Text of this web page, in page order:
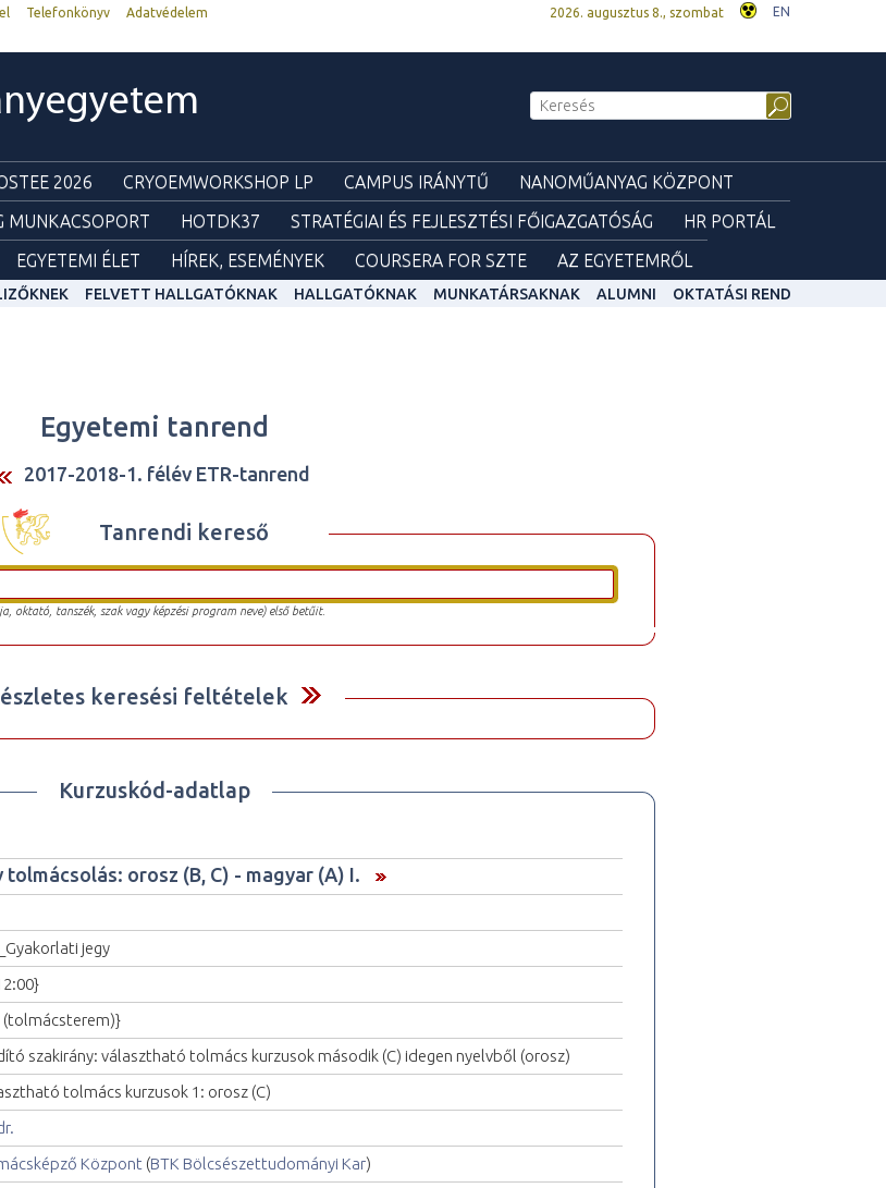
Telefonkönyv
Adatvédelem
2026. augusztus 8., szombat EN
2026 CRYOEMWORKSHOP LP CAMPUS IRÁNYTŰ
NANOMŰANYAG KÖZPONT
MUNKACSOPORT HOTDK37 STRATÉGIAI ÉS FEJLESZTÉSI FŐIGAZGATÓSÁG
HR PORTÁL
EGYETEMI ÉLET HÍREK, ESEMÉNYEK COURSERA FOR SZTE AZ EGYETEMRŐL
FELVETT HALLGATÓKNAK HALLGATÓKNAK MUNKATÁRSAKNAK ALUMNI OKTATÁSI REND
Egyetemi tanrend
2017-2018-1. félév ETR-tanrend
Tanrendi kereső
oktató, tanszék, szak vagy képzési program neve) első betűit.
keresési feltételek
Kurzuskód-adatlap
tolmácsolás: orosz (B, C) - magyar (A) I.
jegy
(tolmácsterem)}
szakirány: választható tolmács kurzusok második (C) idegen nyelvből (orosz)
tolmács kurzusok 1: orosz (C)
Központ (BTK Bölcsészettudományi Kar)